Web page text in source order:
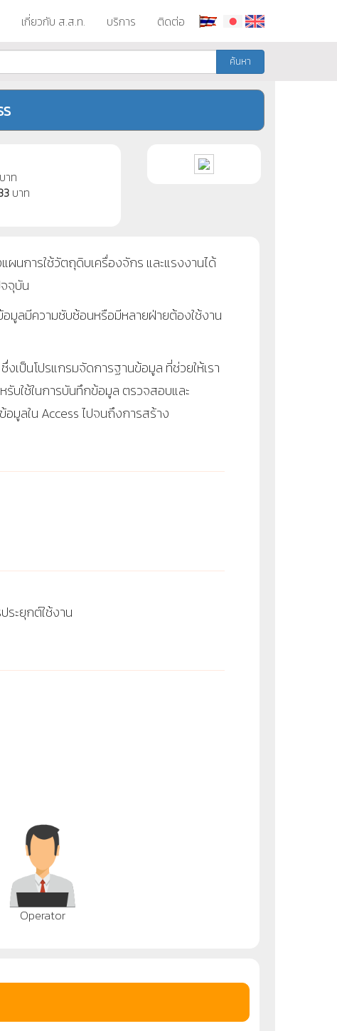
เกี่ยวกับ ส.ส.ท. บริการ ติดต่อ
ค้นหา
าท
บาท
การใช้วัตถุดิบเครื่องจักร และแรงงานได้
จุบัน
อมูลมีความซับซ้อนหรือมีหลายฝ่ายต้องใช้งาน
ซึ่งเป็นโปรแกรมจัดการฐานข้อมูล ที่ช่วยให้เรา
รับใช้ในการบันทึกข้อมูล ตรวจสอบและ
อมูลใน Accessไปจนถึงการสร้าง
ระยุกต์ใช้งาน
Operator